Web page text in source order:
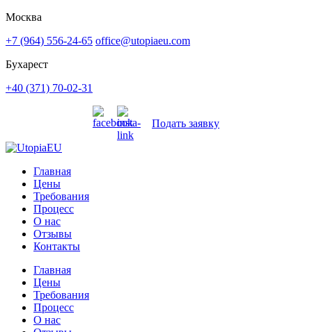
Москва
+7 (964) 556-24-65 office@utopiaeu.com
Бухарест
+40 (371) 70-02-31
Подать заявку
Главная
Цены
Требования
Процесс
О нас
Отзывы
Контакты
Главная
Цены
Требования
Процесс
О нас